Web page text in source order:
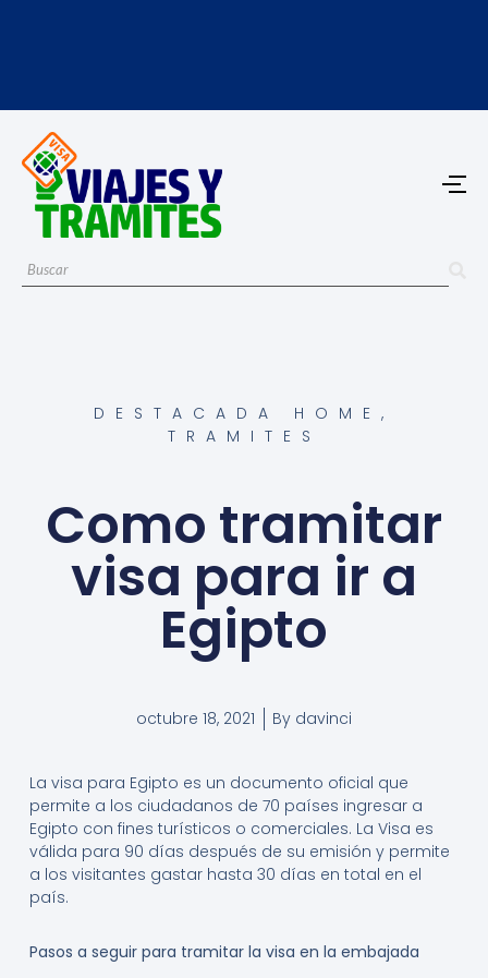
DESTACADA HOME ,
TRAMITES
Como tramitar
visa para ir a
Egipto
octubre 18, 2021 By davinci
La visa para Egipto es un documento oficial que
permite a los ciudadanos de 70 países ingresar a
Egipto con fines turísticos o comerciales. La Visa es
válida para 90 días después de su emisión y permite
a los visitantes gastar hasta 30 días en total en el
país.
Pasos a seguir para tramitar la visa en la embajada